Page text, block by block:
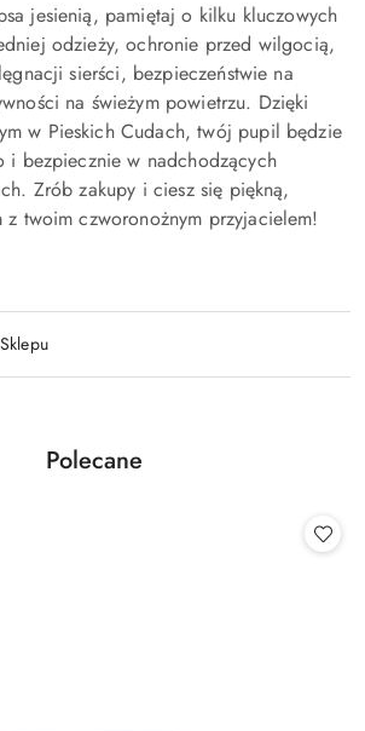
jesienią, pamiętaj o kilku kluczowych
odzieży, ochronie przed wilgocią,
sierści, bezpieczeństwie na
na świeżym powietrzu. Dzięki
w Pieskich Cudach, twój pupil będzie
i bezpiecznie w nadchodzących
Zrób zakupy i ciesz się piękną,
z twoim czworonożnym przyjacielem!
produktów
Produkty
Polecane